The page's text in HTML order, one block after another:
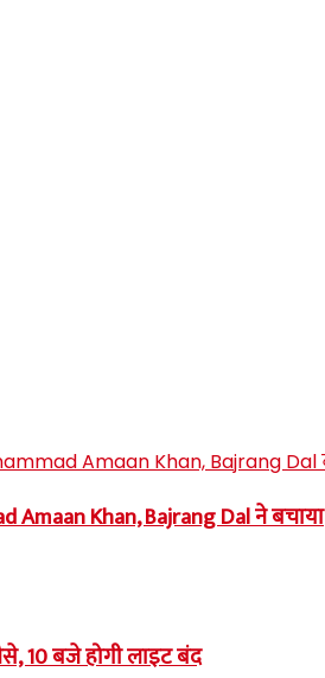
Khan, Bajrang Dal ने बचाया
10 बजे होगी लाइट बंद